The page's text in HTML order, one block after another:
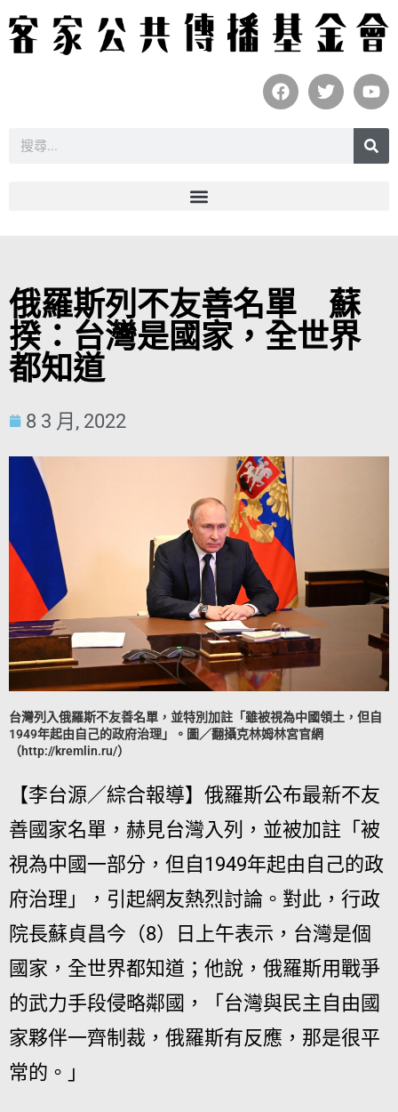
俄羅斯列不友善名單 蘇
揆：台灣是國家，全世界
都知道
8 3 月, 2022
台灣列入俄羅斯不友善名單，並特別加註「雖被視為中國領土，但自
1949年起由自己的政府治理」。圖／翻攝克林姆林宮官網
（http://kremlin.ru/）
【李台源／綜合報導】俄羅斯公布最新不友
善國家名單，赫見台灣入列，並被加註「被
視為中國一部分，但自1949年起由自己的政
府治理」，引起網友熱烈討論。對此，行政
院長蘇貞昌今（8）日上午表示，台灣是個
國家，全世界都知道；他說，俄羅斯用戰爭
的武力手段侵略鄰國，「台灣與民主自由國
家夥伴一齊制裁，俄羅斯有反應，那是很平
常的。」